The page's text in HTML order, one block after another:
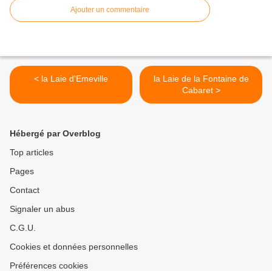
Ajouter un commentaire
< la Laie d'Emeville
la Laie de la Fontaine de
Cabaret >
Hébergé par Overblog
Top articles
Pages
Contact
Signaler un abus
C.G.U.
Cookies et données personnelles
Préférences cookies